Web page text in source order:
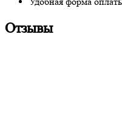
Отзывы